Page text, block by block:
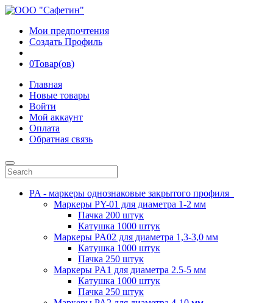
Мои предпочтения
Создать Профиль
0Товар(ов)
Главная
Новые товары
Войти
Мой аккаунт
Оплата
Обратная связь
PA - маркеры однознаковые закрытого профиля
Маркеры PY-01 для диаметра 1-2 мм
Пачка 200 штук
Катушка 1000 штук
Маркеры PA02 для диаметра 1,3-3,0 мм
Катушка 1000 штук
Пачка 250 штук
Маркеры PA1 для диаметра 2.5-5 мм
Катушка 1000 штук
Пачка 250 штук